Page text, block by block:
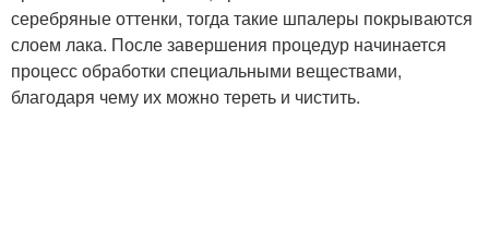
серебряные оттенки, тогда такие шпалеры покрываются
слоем лака. После завершения процедур начинается
процесс обработки специальными веществами,
благодаря чему их можно тереть и чистить.